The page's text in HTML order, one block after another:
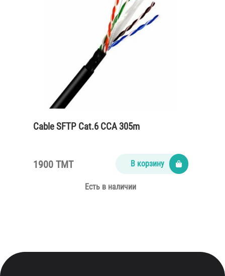
Cable SFTP Cat.6 CCA 305m
1900 TMT В корзину
Есть в наличии